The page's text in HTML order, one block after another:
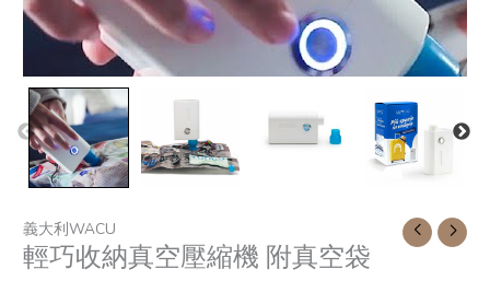
義大利WACU
輕巧收納真空壓縮機 附真空袋